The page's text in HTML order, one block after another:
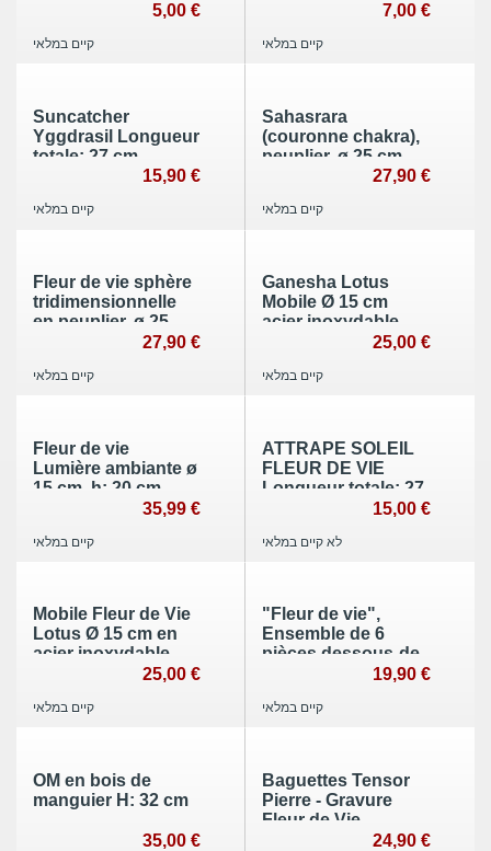
5,00 €
קיים במלאי
7,00 €
קיים במלאי
Suncatcher
Yggdrasil Longueur
totale: 27 cm
15,90 €
קיים במלאי
Sahasrara
(couronne chakra),
peuplier, ø 25 cm,
épaisseur 7 mm27,90 €
קיים במלאי
Fleur de vie sphère
tridimensionnelle
en peuplier, ø 25
cm, épaisseur 7 mm
27,90 €
קיים במלאי
Ganesha Lotus
Mobile Ø 15 cm
acier inoxydable
25,00 €
קיים במלאי
Fleur de vie
Lumière ambiante ø
15 cm, h: 20 cm
35,99 €
קיים במלאי
ATTRAPE SOLEIL
FLEUR DE VIE
Longueur totale: 27
15,00 €
לא קיים במלאי
Mobile Fleur de Vie
Lotus Ø 15 cm en
acier inoxydable
25,00 €
קיים במלאי
"Fleur de vie",
Ensemble de 6
pièces dessous-de-
verre en liège Ø 9
19,90 €
קיים במלאי
OM en bois de
manguier H: 32 cm
35,00 €
Baguettes Tensor
Pierre - Gravure
Fleur de Vie
24,90 €